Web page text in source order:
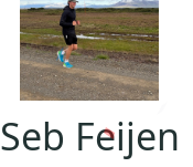
Seb Feijen